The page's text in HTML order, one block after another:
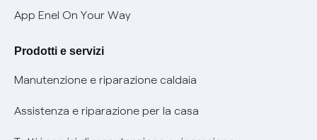
Verifica chi ti ha chiamato
Agevolazione utenti con disabilità per offerte Fibra
Informativa RAEE
App Enel On Your Way
Prodotti e servizi
Manutenzione e riparazione caldaia
Assistenza e riparazione per la casa